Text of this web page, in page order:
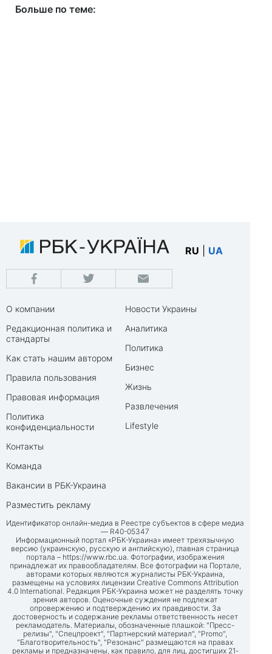
Больше по теме:
RU UA
О компании
Редакционная политика и
стандарты
Как стать нашим автором
Правила пользования
Правовая информация
Политика
конфиденциальности
Контакты
Команда
Вакансии в РБК-Украина
Разместить рекламу
Новости Украины
Аналитика
Политика
Бизнес
Жизнь
Развлечения
Lifestyle
Идентификатор онлайн-медиа в Реестре субъектов в сфере медиа
— R40-05347
Информационный портал «РБК-Украина» имеет трехязычную
версию (украинскую, русскую и английскую), главная страница
портала – https://www.rbc.ua. Фотографии, изображения
принадлежат их правообладателям. Все фотографии на Портале,
авторами которых являются журналисты РБК-Украина,
размещены на условиях лицензии Creative Commons Attribution
4.0 International. Редакция РБК-Украина может не разделять точку
зрения авторов. Оценочные суждения не подлежат
опровержению и подтверждению их правдивости. За
достоверность и содержание рекламы ответственность несет
рекламодатель. Материалы, обозначенные плашкой: "Пресс-
релизы", "Спецпроект", "Партнерский материал", "Promo",
"Благотворительность", "Резонанс" размещаются на правах
рекламы и предназначены, как правило, для лиц, достигших 21-